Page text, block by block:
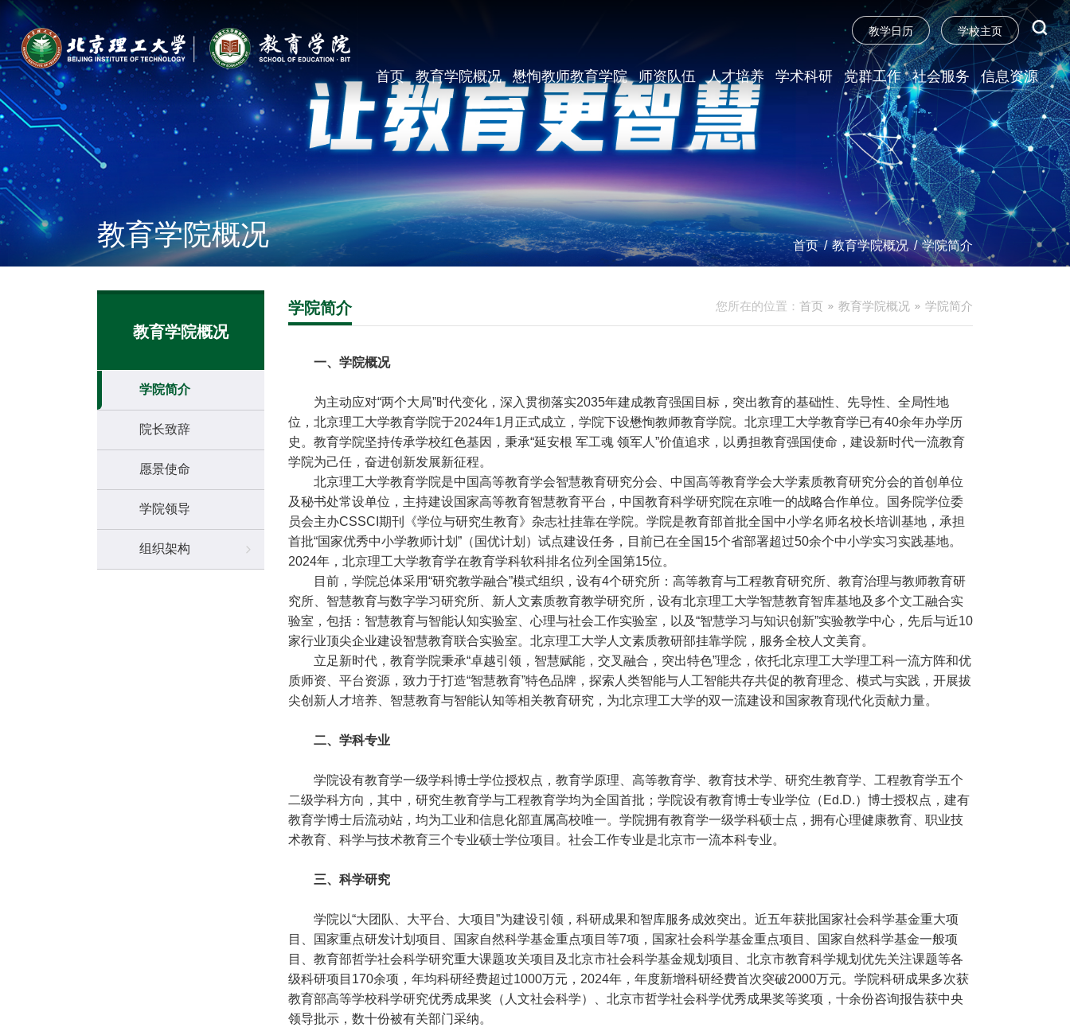
教学日历 学校主页
首页 教育学院概况 懋恂教师教育学院 师资队伍 人才培养 学术科研 党群工作 社会服务 信息资源
教育学院概况 首页 / 教育学院概况 / 学院简介
教育学院概况
学院简介
院长致辞
愿景使命
学院领导
组织架构
您所在的位置： 首页 教育学院概况 学院简介
学院简介
一、学院概况
为主动应对“两个大局”时代变化，深入贯彻落实2035年建成教育强国目标，突出教育的基础性、先导性、全局性地
位，北京理工大学教育学院于2024年1月正式成立，学院下设懋恂教师教育学院。北京理工大学教育学已有40余年办学历
史。教育学院坚持传承学校红色基因，秉承“延安根 军工魂 领军人”价值追求，以勇担教育强国使命，建设新时代一流教育
学院为己任，奋进创新发展新征程。
北京理工大学教育学院是中国高等教育学会智慧教育研究分会、中国高等教育学会大学素质教育研究分会的首创单位
及秘书处常设单位，主持建设国家高等教育智慧教育平台，中国教育科学研究院在京唯一的战略合作单位。国务院学位委
员会主办CSSCI期刊《学位与研究生教育》杂志社挂靠在学院。学院是教育部首批全国中小学名师名校长培训基地，承担
首批“国家优秀中小学教师计划”（国优计划）试点建设任务，目前已在全国15个省部署超过50余个中小学实习实践基地。
2024年，北京理工大学教育学在教育学科软科排名位列全国第15位。
目前，学院总体采用“研究教学融合”模式组织，设有4个研究所：高等教育与工程教育研究所、教育治理与教师教育研
究所、智慧教育与数字学习研究所、新人文素质教育教学研究所，设有北京理工大学智慧教育智库基地及多个文工融合实
验室，包括：智慧教育与智能认知实验室、心理与社会工作实验室，以及“智慧学习与知识创新”实验教学中心，先后与近10
家行业顶尖企业建设智慧教育联合实验室。北京理工大学人文素质教研部挂靠学院，服务全校人文美育。
立足新时代，教育学院秉承“卓越引领，智慧赋能，交叉融合，突出特色”理念，依托北京理工大学理工科一流方阵和优
质师资、平台资源，致力于打造“智慧教育”特色品牌，探索人类智能与人工智能共存共促的教育理念、模式与实践，开展拔
尖创新人才培养、智慧教育与智能认知等相关教育研究，为北京理工大学的双一流建设和国家教育现代化贡献力量。
二、学科专业
学院设有教育学一级学科博士学位授权点，教育学原理、高等教育学、教育技术学、研究生教育学、工程教育学五个
二级学科方向，其中，研究生教育学与工程教育学均为全国首批；学院设有教育博士专业学位（Ed.D.）博士授权点，建有
教育学博士后流动站，均为工业和信息化部直属高校唯一。学院拥有教育学一级学科硕士点，拥有心理健康教育、职业技
术教育、科学与技术教育三个专业硕士学位项目。社会工作专业是北京市一流本科专业。
三、科学研究
学院以“大团队、大平台、大项目”为建设引领，科研成果和智库服务成效突出。近五年获批国家社会科学基金重大项
目、国家重点研发计划项目、国家自然科学基金重点项目等7项，国家社会科学基金重点项目、国家自然科学基金一般项
目、教育部哲学社会科学研究重大课题攻关项目及北京市社会科学基金规划项目、北京市教育科学规划优先关注课题等各
级科研项目170余项，年均科研经费超过1000万元，2024年，年度新增科研经费首次突破2000万元。学院科研成果多次获
教育部高等学校科学研究优秀成果奖（人文社会科学）、北京市哲学社会科学优秀成果奖等奖项，十余份咨询报告获中央
领导批示，数十份被有关部门采纳。